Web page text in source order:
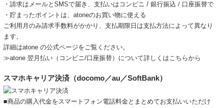
・請求はメールとSMSで届き、支払いはコンビニ / 銀行振込 / 口座振替で
・貯まったポイントは、atoneのお買い物に使える
ご利用月のみ請求手数料がかかり、支払期限日は支払方法によって異なり
ます。
詳細はatone の公式ページをご覧ください。
≫atone 翌月払い（コンビニ/口座振替）について詳しくはこちらから
スマホキャリア決済（docomo／au／SoftBank）
■商品の購入代金をスマートフォン電話料金とまとめてお支払いいただけ